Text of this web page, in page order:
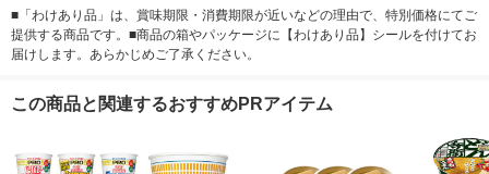
■「わけあり品」は、賞味期限・消費期限が近いなどの理由で、特別価格にてご
提供する商品です。■商品の箱やパッケージに【わけあり品】シールを付けてお
届けします。あらかじめご了承ください。
この商品と関連するおすすめPRアイテム